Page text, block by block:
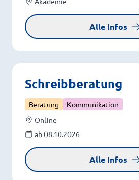
Alle Infos
Schreibberatung
Beratung
Kommunikation
Online
ab 08.10.2026
Alle Infos